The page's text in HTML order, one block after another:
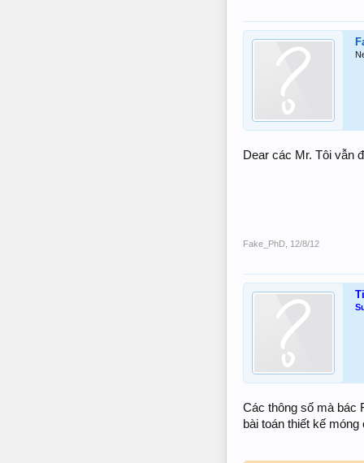
Dear các Mr. Tôi vẫn
Fake_PhD 12/8/12
Các thông số mà bác
bài toán thiết kế